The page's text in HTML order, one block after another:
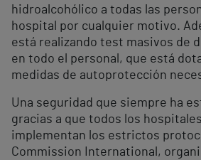
hidroalcohólico a todas las
hospital por cualquier motivo.
está realizando test masivos de
en todo el personal, que está
medidas de autoprotección
Una seguridad que siempre ha
gracias a que todos los
implementan los estrictos
Commission International,